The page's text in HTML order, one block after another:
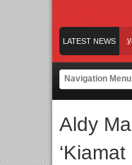
LATEST NEWS
Film KETOK MEJIK Siap Tayang
UI dan Universitas Agung
Aldy